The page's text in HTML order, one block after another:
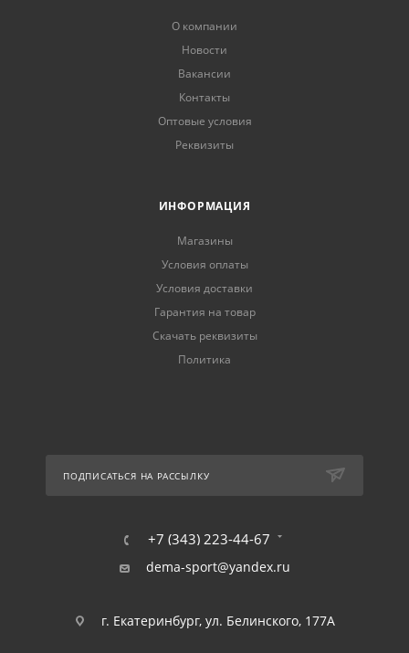
О компании
Новости
Вакансии
Контакты
Оптовые условия
Реквизиты
ИНФОРМАЦИЯ
Магазины
Условия оплаты
Условия доставки
Гарантия на товар
Скачать реквизиты
Политика
ПОДПИСАТЬСЯ НА РАССЫЛКУ
+7 (343) 223-44-67
dema-sport@yandex.ru
г. Екатеринбург, ул. Белинского, 177А